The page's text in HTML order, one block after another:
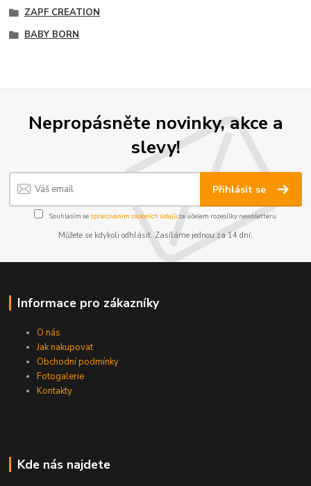
ZAPF CREATION
BABY BORN
Nepropásněte novinky, akce a
slevy!
Přihlásit se
Souhlasím se zpracováním osobních údajůza účelem rozesílky newsletteru.
Můžete se kdykoli odhlásit. Zasíláme jednou za 14 dní.
Informace pro zákazníky
O nás
Jak nakupovat
Obchodní podmínky
Fotogalerie
Kontakty
Kde nás najdete